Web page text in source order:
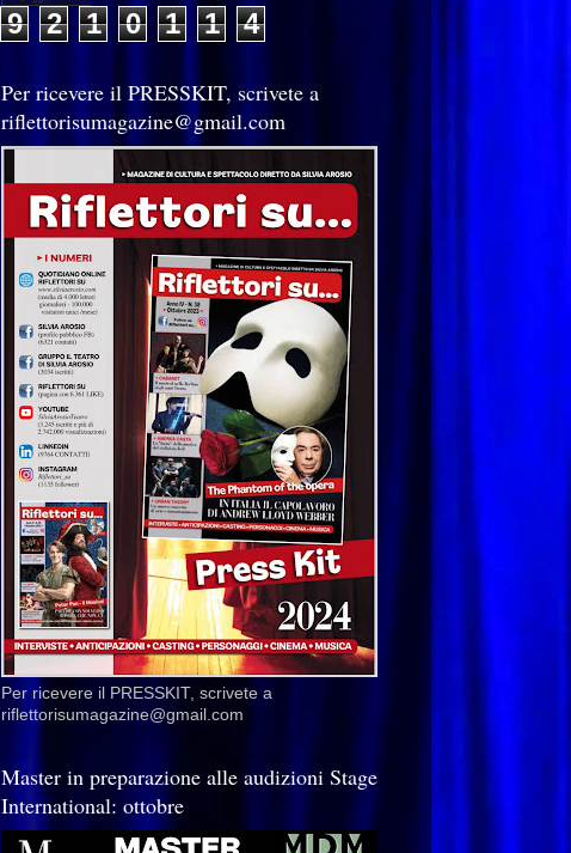
9 2 1 0 1 1 4
Per ricevere il PRESSKIT, scrivete a
riflettorisumagazine@gmail.com
Per ricevere il PRESSKIT, scrivete a
riflettorisumagazine@gmail.com
Master in preparazione alle audizioni Stage
International: ottobre